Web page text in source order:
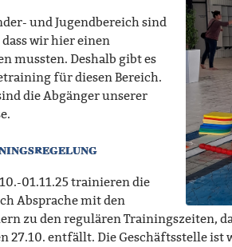
und Jugendbereich sind
wir hier einen
mussten. Deshalb gibt es
für diesen Bereich.
die Abgänger unserer
01.11.25 trainieren die
Absprache mit den
zu den regulären Trainingszeiten,
27.10. entfällt. Die Geschäftsstelle